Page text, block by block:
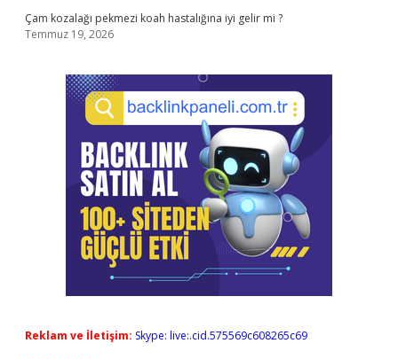
Çam kozalağı pekmezi koah hastalığına iyi gelir mi ?
Temmuz 19, 2026
Reklam ve İletişim: Skype: live:.cid.575569c608265c69